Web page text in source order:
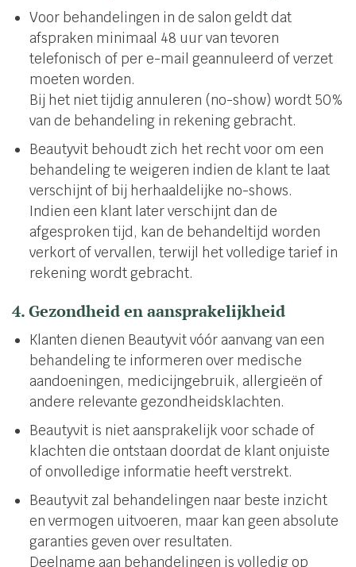
Voor behandelingen in de salon geldt dat
afspraken minimaal 48 uur van tevoren
telefonisch of per e-mail geannuleerd of verzet
moeten worden.
Bij het niet tijdig annuleren (no-show) wordt 50%
van de behandeling in rekening gebracht.
Beautyvit behoudt zich het recht voor om een
behandeling te weigeren indien de klant te laat
verschijnt of bij herhaaldelijke no-shows.
Indien een klant later verschijnt dan de
afgesproken tijd, kan de behandeltijd worden
verkort of vervallen, terwijl het volledige tarief in
rekening wordt gebracht.
4. Gezondheid en aansprakelijkheid
Klanten dienen Beautyvit vóór aanvang van een
behandeling te informeren over medische
aandoeningen, medicijngebruik, allergieën of
andere relevante gezondheidsklachten.
Beautyvit is niet aansprakelijk voor schade of
klachten die ontstaan doordat de klant onjuiste
of onvolledige informatie heeft verstrekt.
Beautyvit zal behandelingen naar beste inzicht
en vermogen uitvoeren, maar kan geen absolute
garanties geven over resultaten.
Deelname aan behandelingen is volledig op